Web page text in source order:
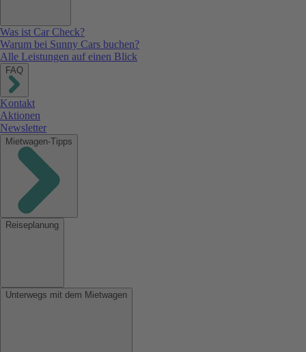
Was ist Car Check?
Warum bei Sunny Cars buchen?
Alle Leistungen auf einen Blick
FAQ
Kontakt
Aktionen
Newsletter
Mietwagen-Tipps
Reiseplanung
Unterwegs mit dem Mietwagen